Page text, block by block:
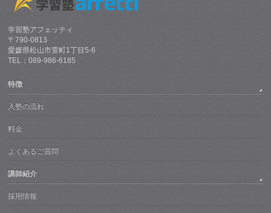
学習塾アフェッティ
〒790-0813
愛媛県松山市萱町1丁目5-6
TEL：089-986-6185
特徴
入塾の流れ
料金
よくあるご質問
講師紹介
採用情報